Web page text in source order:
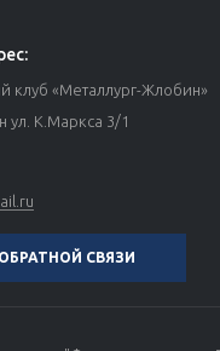
клуб «Металлург-Жлобин»
ул. К.Маркса 3/1
СВЯЗИ